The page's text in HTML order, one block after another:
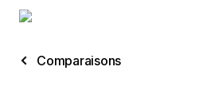
Comparaisons